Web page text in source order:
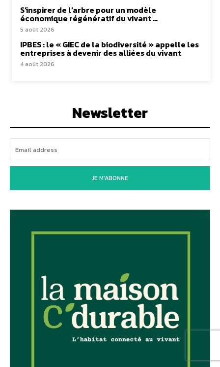
S’inspirer de l’arbre pour un modèle
économique régénératif du vivant …
5 août 2026
IPBES : le « GIEC de la biodiversité » appelle les
entreprises à devenir des alliées du vivant
4 août 2026
Newsletter
JE M'ABONNE